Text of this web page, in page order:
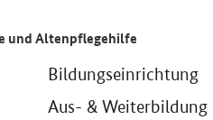
und Altenpflegehilfe
Bildungseinrichtung
Aus- & Weiterbildung